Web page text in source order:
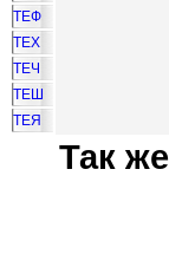
ТЕФ
ТЕХ
ТЕЧ
ТЕШ
ТЕЯ
Так